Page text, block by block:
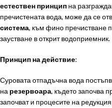
естествен принцип на
пречистената вода, може да се
система, към фино пречистване
заустване в открит водоприемник.
Принцип на действие:
Суровата отпадъчна вода
на резервоара, където започва
започват и процесите на